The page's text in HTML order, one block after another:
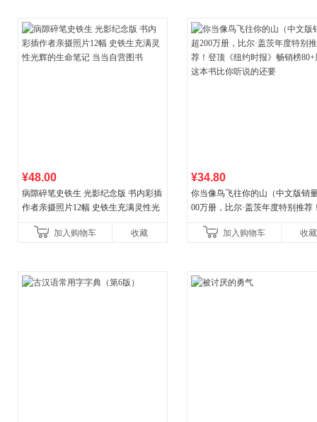
¥48.00
病隙碎笔史铁生 光影纪念版 书内彩插
作者亲摄照片12幅 史铁生充满灵性光
加入购物车
收藏
¥34.80
你当像鸟飞往你的山（中文版销
00万册，比尔·盖茨年度特别推荐
比你听说的还要
加入购物车 收藏